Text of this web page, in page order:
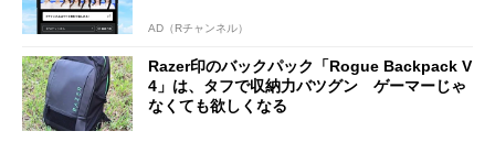
AD（Rチャンネル）
Razer印のバックパック「Rogue Backpack V
4」は、タフで収納力バツグン ゲーマーじゃ
なくても欲しくなる